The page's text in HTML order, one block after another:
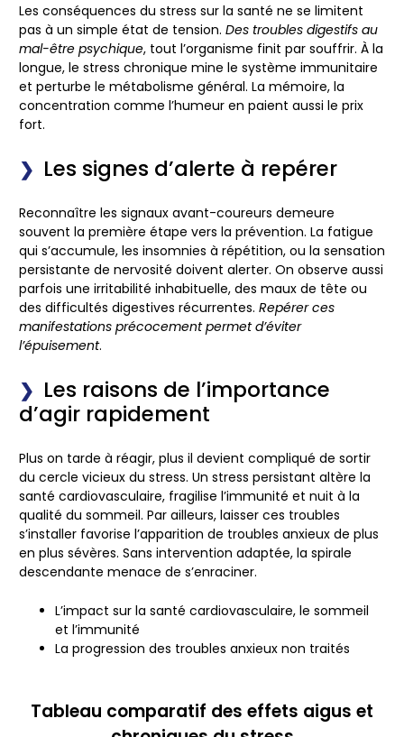
Les conséquences du stress sur la santé ne se limitent
pas à un simple état de tension. Des troubles digestifs au
mal-être psychique, tout l’organisme finit par souffrir. À la
longue, le stress chronique mine le système immunitaire
et perturbe le métabolisme général. La mémoire, la
concentration comme l’humeur en paient aussi le prix
fort.
Les signes d’alerte à repérer
Reconnaître les signaux avant-coureurs demeure
souvent la première étape vers la prévention. La fatigue
qui s’accumule, les insomnies à répétition, ou la sensation
persistante de nervosité doivent alerter. On observe aussi
parfois une irritabilité inhabituelle, des maux de tête ou
des difficultés digestives récurrentes. Repérer ces
manifestations précocement permet d’éviter
l’épuisement.
Les raisons de l’importance
d’agir rapidement
Plus on tarde à réagir, plus il devient compliqué de sortir
du cercle vicieux du stress. Un stress persistant altère la
santé cardiovasculaire, fragilise l’immunité et nuit à la
qualité du sommeil. Par ailleurs, laisser ces troubles
s’installer favorise l’apparition de troubles anxieux de plus
en plus sévères. Sans intervention adaptée, la spirale
descendante menace de s’enraciner.
L’impact sur la santé cardiovasculaire, le sommeil
et l’immunité
La progression des troubles anxieux non traités
Tableau comparatif des effets aigus et